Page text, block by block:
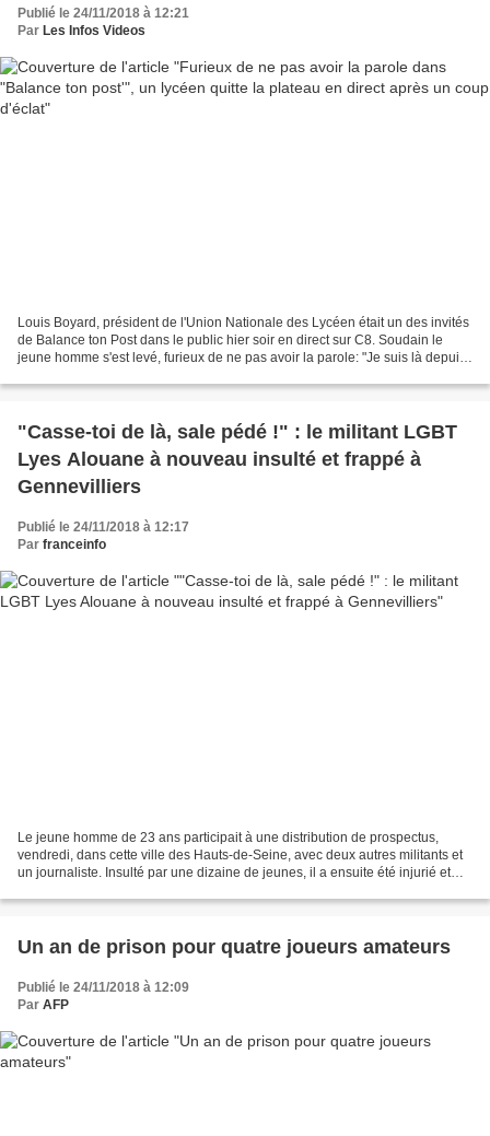
Publié le 24/11/2018 à 12:21
Par Les Infos Videos
Louis Boyard, président de l'Union Nationale des Lycéen était un des invités
de Balance ton Post dans le public hier soir en direct sur C8. Soudain le
jeune homme s'est levé, furieux de ne pas avoir la parole: "Je suis là depuis
"Casse-toi de là, sale pédé !" : le militant LGBT
Lyes Alouane à nouveau insulté et frappé à
Gennevilliers
Publié le 24/11/2018 à 12:17
Par franceinfo
Le jeune homme de 23 ans participait à une distribution de prospectus,
vendredi, dans cette ville des Hauts-de-Seine, avec deux autres militants et
un journaliste. Insulté par une dizaine de jeunes, il a ensuite été injurié et
Un an de prison pour quatre joueurs amateurs
Publié le 24/11/2018 à 12:09
Par AFP